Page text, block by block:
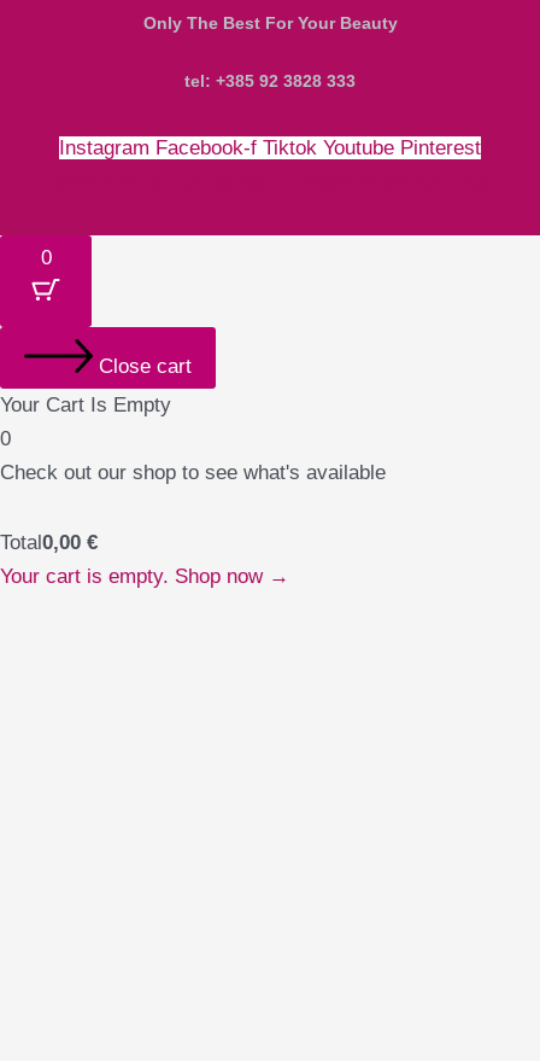
Only The Best For Your Beauty
tel: +385 92 3828 333
Instagram Facebook-f Tiktok Youtube Pinterest
0
Close cart
Your Cart Is Empty
0
Check out our shop to see what's available
Total0,00 €
Your cart is empty. Shop now →